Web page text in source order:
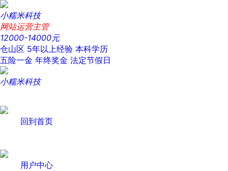
小糯米科技
网站运营主管
12000-14000元
仓山区 5年以上经验 本科学历
五险一金 年终奖金 法定节假日
小糯米科技
回到首页
用户中心